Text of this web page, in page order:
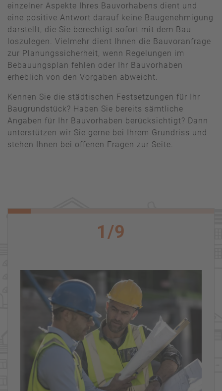
einzelner Aspekte Ihres Bauvorhabens dient und
eine positive Antwort darauf keine Baugenehmigung
darstellt, die Sie berechtigt sofort mit dem Bau
loszulegen. Vielmehr dient Ihnen die Bauvoranfrage
zur Planungssicherheit, wenn Regelungen im
Bebauungsplan fehlen oder Ihr Bauvorhaben
erheblich von den Vorgaben abweicht.
Kennen Sie die städtischen Festsetzungen für Ihr
Baugrundstück? Haben Sie bereits sämtliche
Angaben für Ihr Bauvorhaben berücksichtigt? Dann
unterstützen wir Sie gerne bei Ihrem Grundriss und
stehen Ihnen bei offenen Fragen zur Seite.
1 /9